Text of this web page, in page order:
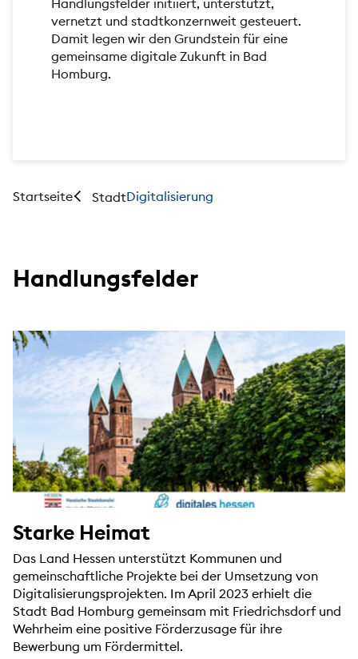
Handlungsfelder initiiert, unterstützt,
vernetzt und stadtkonzernweit gesteuert.
Damit legen wir den Grundstein für eine
gemeinsame digitale Zukunft in Bad
Homburg.
Startseite StadtDigitalisierung
Handlungsfelder
Starke Heimat
Das Land Hessen unterstützt Kommunen und
gemeinschaftliche Projekte bei der Umsetzung von
Digitalisierungsprojekten. Im April 2023 erhielt die
Stadt Bad Homburg gemeinsam mit Friedrichsdorf und
Wehrheim eine positive Förderzusage für ihre
Bewerbung um Fördermittel.